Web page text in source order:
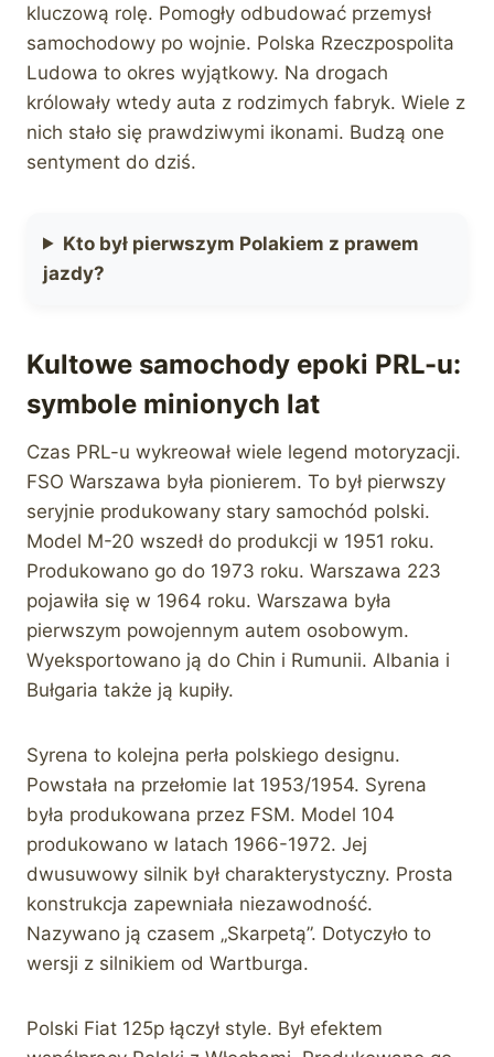
kluczową rolę. Pomogły odbudować przemysł
samochodowy po wojnie. Polska Rzeczpospolita
Ludowa to okres wyjątkowy. Na drogach
królowały wtedy auta z rodzimych fabryk. Wiele z
nich stało się prawdziwymi ikonami. Budzą one
sentyment do dziś.
Kto był pierwszym Polakiem z prawem
jazdy?
Kultowe samochody epoki PRL-u:
symbole minionych lat
Czas PRL-u wykreował wiele legend motoryzacji.
FSO Warszawa była pionierem. To był pierwszy
seryjnie produkowany stary samochód polski.
Model M-20 wszedł do produkcji w 1951 roku.
Produkowano go do 1973 roku. Warszawa 223
pojawiła się w 1964 roku. Warszawa była
pierwszym powojennym autem osobowym.
Wyeksportowano ją do Chin i Rumunii. Albania i
Bułgaria także ją kupiły.
Syrena to kolejna perła polskiego designu.
Powstała na przełomie lat 1953/1954. Syrena
była produkowana przez FSM. Model 104
produkowano w latach 1966-1972. Jej
dwusuwowy silnik był charakterystyczny. Prosta
konstrukcja zapewniała niezawodność.
Nazywano ją czasem „Skarpetą”. Dotyczyło to
wersji z silnikiem od Wartburga.
Polski Fiat 125p łączył style. Był efektem